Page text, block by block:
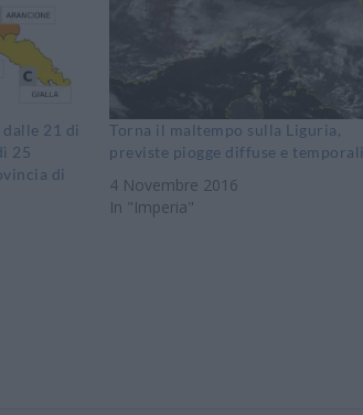
21 di
25
di
Torna il maltempo sulla Liguria,
previste piogge diffuse e temporali
4 Novembre 2016
In "Imperia"